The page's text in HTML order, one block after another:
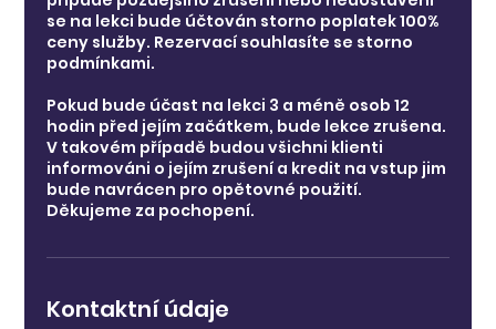
se na lekci bude účtován storno poplatek 100%
ceny služby. Rezervací souhlasíte se storno
podmínkami.
Pokud bude účast na lekci 3 a méně osob 12
hodin před jejím začátkem, bude lekce zrušena.
V takovém případě budou všichni klienti
informováni o jejím zrušení a kredit na vstup jim
bude navrácen pro opětovné použití.
Děkujeme za pochopení.
Kontaktní údaje